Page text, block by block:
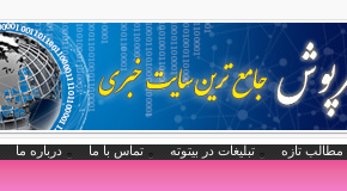
مطالب تازه تبلیغات در بیتوته تماس با ما درباره ما